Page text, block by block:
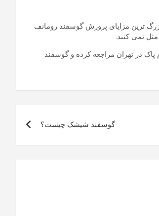
ترین مزایای پرورش گوسفند رومانف
نمی کنند.
در تهران مراجعه کرده و گوسفند
گوسفند شیشک چیست؟